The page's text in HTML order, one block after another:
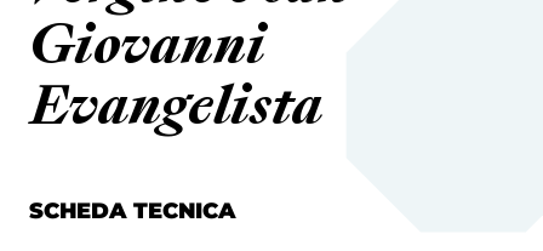
Giovanni
Evangelista
SCHEDA TECNICA